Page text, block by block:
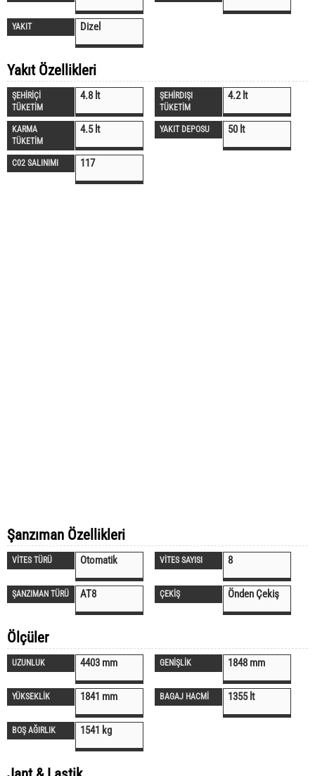
YAKIT Dizel
Yakıt Özellikleri
ŞEHİRİÇİ
TÜKETİM
4.8 lt
ŞEHİRDIŞI
TÜKETİM
4.2 lt
KARMA
TÜKETİM
4.5 lt YAKIT DEPOSU 50 lt
C02 SALINIMI 117
Şanzıman Özellikleri
VİTES TÜRÜ Otomatik VİTES SAYISI 8
ŞANZIMAN TÜRÜ AT8 ÇEKİŞ Önden Çekiş
Ölçüler
UZUNLUK 4403 mm GENİŞLİK 1848 mm
YÜKSEKLİK 1841 mm BAGAJ HACMİ 1355 lt
BOŞ AĞIRLIK 1541 kg